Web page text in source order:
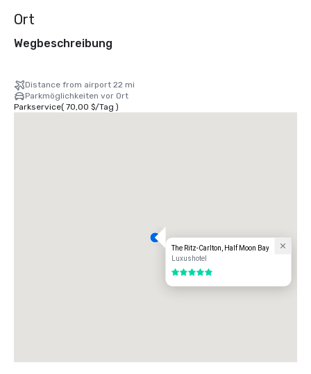
Ort
Wegbeschreibung
Distance from airport 22 mi
Parkmöglichkeiten vor Ort
Parkservice( 70,00 $/Tag )
The Ritz-Carlton, Half Moon Bay
Luxushotel
5 von 5